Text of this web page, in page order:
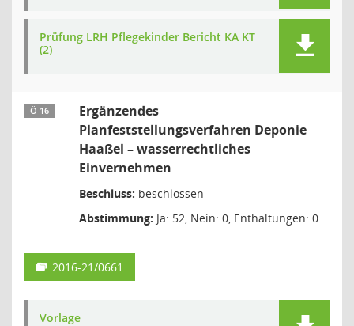
Prüfung LRH Pflegekinder Bericht KA KT
(2)
Ö 16
Ergänzendes
Planfeststellungsverfahren Deponie
Haaßel – wasserrechtliches
Einvernehmen
Beschluss: beschlossen
Abstimmung: Ja: 52, Nein: 0, Enthaltungen: 0
2016-21/0661
Vorlage